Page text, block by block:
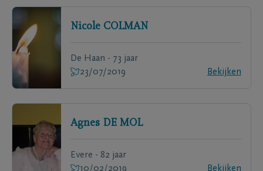
Nicole COLMAN
De Haan - 73 jaar
23/07/2019
Bekijken
Agnes DE MOL
Evere - 82 jaar
10/02/2019
Bekijken